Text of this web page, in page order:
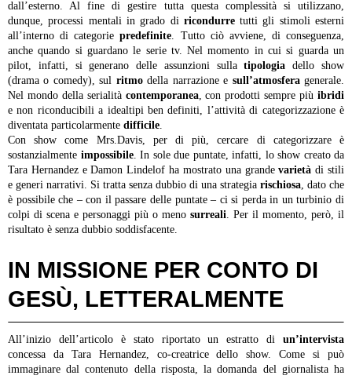
dall’esterno. Al fine di gestire tutta questa complessità si utilizzano,
dunque, processi mentali in grado di ricondurretutti gli stimoli esterni
all’interno di categoriepredefinite. Tutto ciò avviene, di conseguenza,
anche quando si guardano le serie tv. Nel momento in cui si guarda un
pilot, infatti, si generano delle assunzioni sullatipologia dello show
(drama o comedy), sul ritmodella narrazione e sull’atmosferagenerale.
Nel mondo della serialità contemporanea, con prodotti sempre piùibridi
e non riconducibili a idealtipi ben definiti, l’attività di categorizzazione è
diventata particolarmente difficile.
Con show come Mrs.Davis, per di più, cercare di categorizzare è
sostanzialmente impossibile. In sole due puntate, infatti, lo show creato da
Tara Hernandez e Damon Lindelof ha mostrato una grandevarietà di stili
e generi narrativi. Si tratta senza dubbio di una strategia rischiosa, dato che
è possibile che – con il passare delle puntate – ci si perda in un turbinio di
colpi di scena e personaggi più o meno surreali. Per il momento, però, il
risultato è senza dubbio soddisfacente.
IN MISSIONE PER CONTO DI
GESÙ, LETTERALMENTE
All’inizio dell’articolo è stato riportato un estratto di un’intervista
concessa da Tara Hernandez, co-creatrice dello show. Come si può
immaginare dal contenuto della risposta, la domanda del giornalista ha